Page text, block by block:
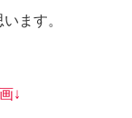
ます。
↓